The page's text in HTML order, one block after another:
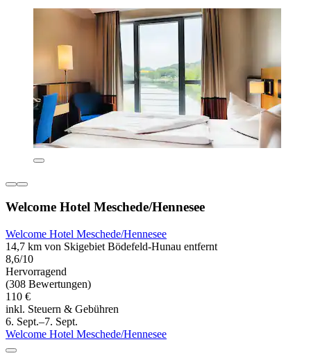
Welcome Hotel Meschede/Hennesee
Welcome Hotel Meschede/Hennesee
14,7 km von Skigebiet Bödefeld-Hunau entfernt
8,6/10
Hervorragend
(308 Bewertungen)
110 €
inkl. Steuern & Gebühren
6. Sept.–7. Sept.
Welcome Hotel Meschede/Hennesee